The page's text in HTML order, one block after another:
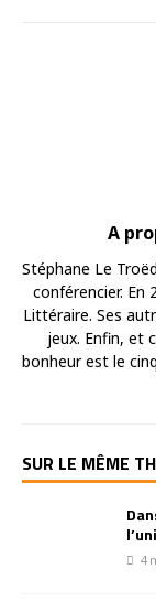
A
Stéphane Le
conférencier. En
Littéraire. Ses
jeux. Enfin, et
bonheur est le
SUR LE MÊME
4